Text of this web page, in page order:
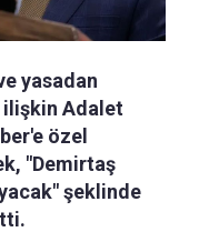
yasadan
ilişkin Adalet
özel
"Demirtaş
şeklinde